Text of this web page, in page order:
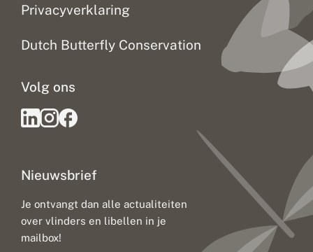
Privacyverklaring
Dutch Butterfly Conservation
Nieuwsbrief
Je ontvangt dan alle actualiteiten
over vlinders en libellen in je
mailbox!
Volg ons